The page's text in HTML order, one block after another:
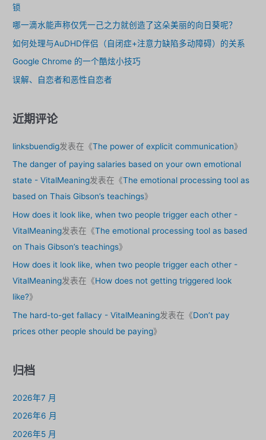
危
险
性
锁
哪一滴水能声称仅凭一己之力就创造了这朵美丽的向日葵呢？
如何处理与AuDHD伴侣（自闭症+注意力缺陷多动障碍）的关系
Google Chrome 的一个酷炫小技巧
误解、自恋者和恶性自恋者
近期评论
linksbuendig发表在《The power of explicit communication》
The danger of paying salaries based on your own emotional
state - VitalMeaning发表在《The emotional processing tool as
based on Thais Gibson’s teachings》
How does it look like, when two people trigger each other -
VitalMeaning发表在《The emotional processing tool as based
on Thais Gibson’s teachings》
How does it look like, when two people trigger each other -
VitalMeaning发表在《How does not getting triggered look
like?》
The hard-to-get fallacy - VitalMeaning发表在《Don’t pay
prices other people should be paying》
归档
2026年7 月
2026年6 月
2026年5 月